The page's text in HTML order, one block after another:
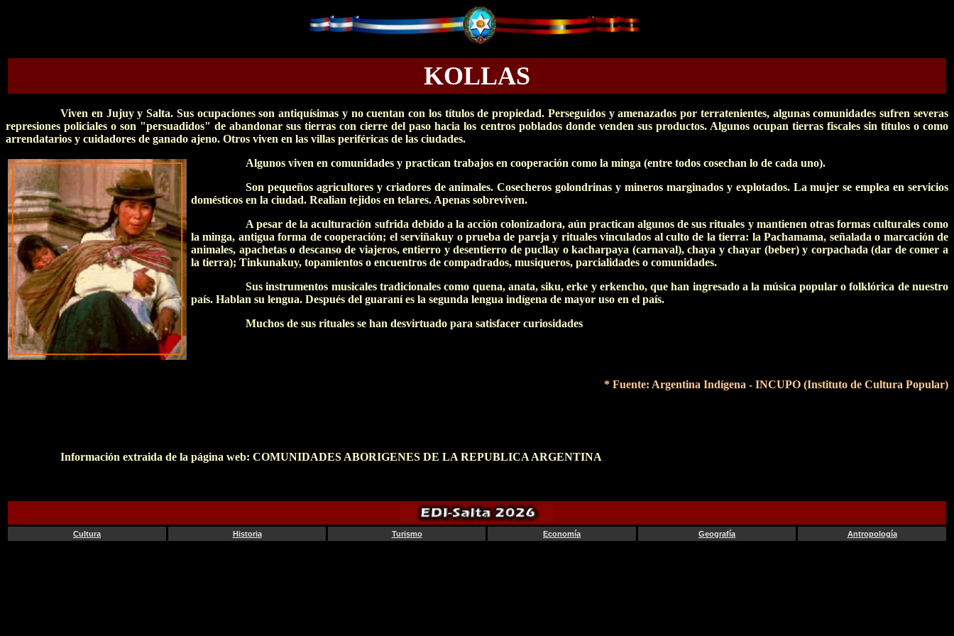
KOLLAS
Viven en Jujuy y Salta. Sus ocupaciones son antiquísimas y no cuentan con los títulos de propiedad. Perseguidos y amenazados por terratenientes, algunas comunidades sufren severas
represiones policiales o son "persuadidos" de abandonar sus tierras con cierre del paso hacia los centros poblados donde venden sus productos. Algunos ocupan tierras fiscales sin títulos o como
arrendatarios y cuidadores de ganado ajeno. Otros viven en las villas periféricas de las ciudades.
Algunos viven en comunidades y practican trabajos en cooperación como la minga (entre todos cosechan lo de cada uno).
Son pequeños agricultores y criadores de animales. Cosecheros golondrinas y mineros marginados y explotados. La mujer se emplea en servicios
domésticos en la ciudad. Realian tejidos en telares. Apenas sobreviven.
A pesar de la aculturación sufrida debido a la acción colonizadora, aún practican algunos de sus rituales y mantienen otras formas culturales como
la minga, antigua forma de cooperación; el serviñakuy o prueba de pareja y rituales vinculados al culto de la tierra: la Pachamama, señalada o marcación de
animales, apachetas o descanso de viajeros, entierro y desentierro de pucllay o kacharpaya (carnaval), chaya y chayar (beber) y corpachada (dar de comer a
la tierra); Tinkunakuy, topamientos o encuentros de compadrados, musiqueros, parcialidades o comunidades.
Sus instrumentos musicales tradicionales como quena, anata, siku, erke y erkencho, que han ingresado a la música popular o folklórica de nuestro
país. Hablan su lengua. Después del guaraní es la segunda lengua indígena de mayor uso en el país.
Muchos de sus rituales se han desvirtuado para satisfacer curiosidades
* Fuente: Argentina Indígena - INCUPO (Instituto de Cultura Popular)
Información extraida de la página web: COMUNIDADES ABORIGENES DE LA REPUBLICA ARGENTINA
Cultura Historia Turismo Economía Geografía Antropología